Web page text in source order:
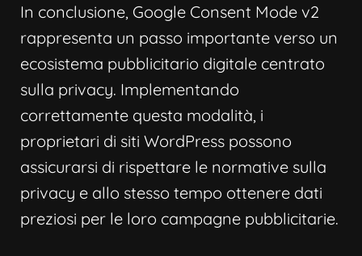
In conclusione, Google Consent Mode v2
rappresenta un passo importante verso un
ecosistema pubblicitario digitale centrato
sulla privacy. Implementando
correttamente questa modalità, i
proprietari di siti WordPress possono
assicurarsi di rispettare le normative sulla
privacy e allo stesso tempo ottenere dati
preziosi per le loro campagne pubblicitarie.